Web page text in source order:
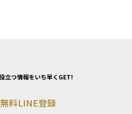
立つ情報をいち早くGET!
無料LINE登録